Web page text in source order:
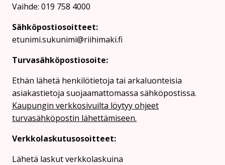
Vaihde: 019 758 4000
Sähköpostiosoitteet:
etunimi.sukunimi@riihimaki.fi
Turvasähköpostiosoite:
Ethän lähetä henkilötietoja tai arkaluonteisia
asiakastietoja suojaamattomassa sähköpostissa.
Kaupungin verkkosivuilta löytyy ohjeet
turvasähköpostin lähettämiseen.
Verkkolaskutusosoitteet:
Lähetä laskut verkkolaskuina